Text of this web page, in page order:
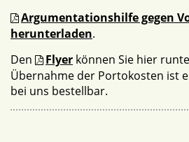
Argumentationshilfe gegen
herunterladen.
Den
Flyer können Sie hier
Übernahme der Portokosten ist
bei uns bestellbar.